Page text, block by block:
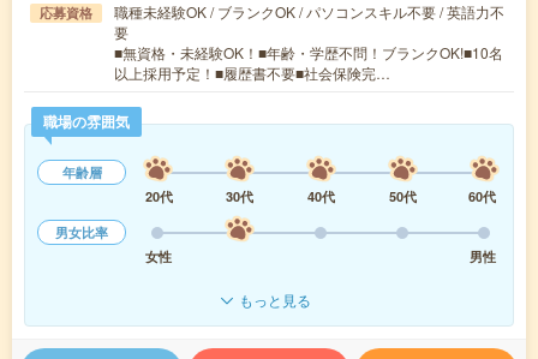
応募資格
職種未経験OK / ブランクOK / パソコンスキル不要 / 英語力不
要
■無資格・未経験OK！■年齢・学歴不問！ブランクOK!■10名
以上採用予定！■履歴書不要■社会保険完…
職場の雰囲気
年齢層
20代
30代 40代 50代
60代
男女比率
女性
男性
もっと見る